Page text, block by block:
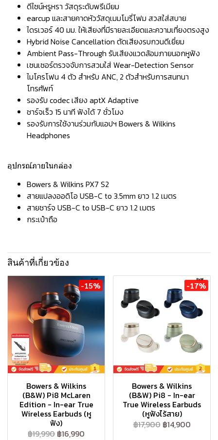
ดีไซน์หรูหรา วัสดุระดับพรีเมียม
earcup และสายคาดหัววัสดุเมมโมรี่โฟม สวสใส่สบาย
ไดรเวอร์ 40 มม. ให้เสียงที่มีรายละเอียดและความเที่ยงตรงสูง
Hybrid Noise Cancellation ตัดเสียงรบกวนดีเยี่ยม
Ambient Pass-Through รับเสียงแวดล้อมภายนอกหูฟัง
เซนเซอร์ตรวจจับการสวมใส่ Wear-Detection Sensor
ไมโครโฟน 4 ตัว สำหรับ ANC, 2 ตัวสำหรับการสนทนา
โทรศัพท์
รองรับ codec เสียง aptX Adaptive
ชาร์จเร็ว 15 นาที ฟังได้ 7 ชั่วโมง
รองรับการใช้งานร่วมกับแอปฯ Bowers & Wilkins
Headphones
อุปกรณ์ภายในกล่อง
Bowers & Wilkins PX7 S2
สายแปลงออดิโอ USB-C to 3.5mm ยาว 1.2 เมตร
สายชาร์จ USB-C to USB-C ยาว 1.2 เมตร
กระเป๋าถือ
สินค้าที่เกี่ยวข้อง
-15%
Bowers & Wilkins
(B&W) Pi8 McLaren
Edition - In-ear True
Wireless Earbuds (หู
ฟัง)
฿19,990 ฿16,990
-17%
Bowers & Wilkins
(B&W) Pi8 - In-ear
True Wireless Earbuds
(หูฟังไร้สาย)
฿17,900 ฿14,900